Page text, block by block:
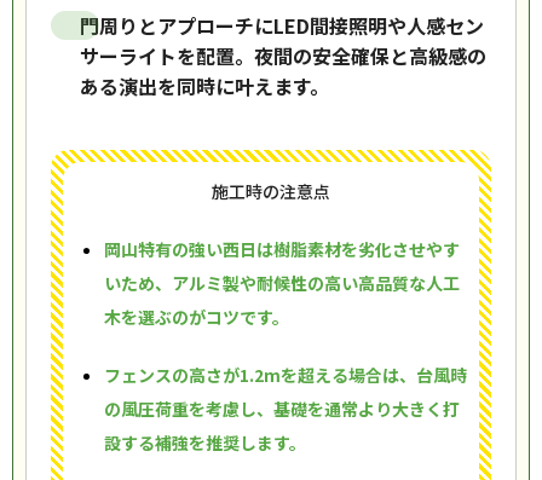
門周りとアプローチにLED間接照明や人感セン
サーライトを配置。夜間の安全確保と高級感の
ある演出を同時に叶えます。
施工時の注意点
岡山特有の強い西日は樹脂素材を劣化させやす
いため、アルミ製や耐候性の高い高品質な人工
木を選ぶのがコツです。
フェンスの高さが1.2mを超える場合は、台風時
の風圧荷重を考慮し、基礎を通常より大きく打
設する補強を推奨します。